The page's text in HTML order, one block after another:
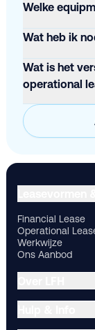
Welke
Wat heb ik
Wat is het
operational
Financial Lease
Operational
Werkwijze
Ons Aanbod